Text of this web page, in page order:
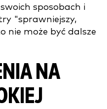
sposobach i
"sprawniejszy,
nie może być dalsze
NA